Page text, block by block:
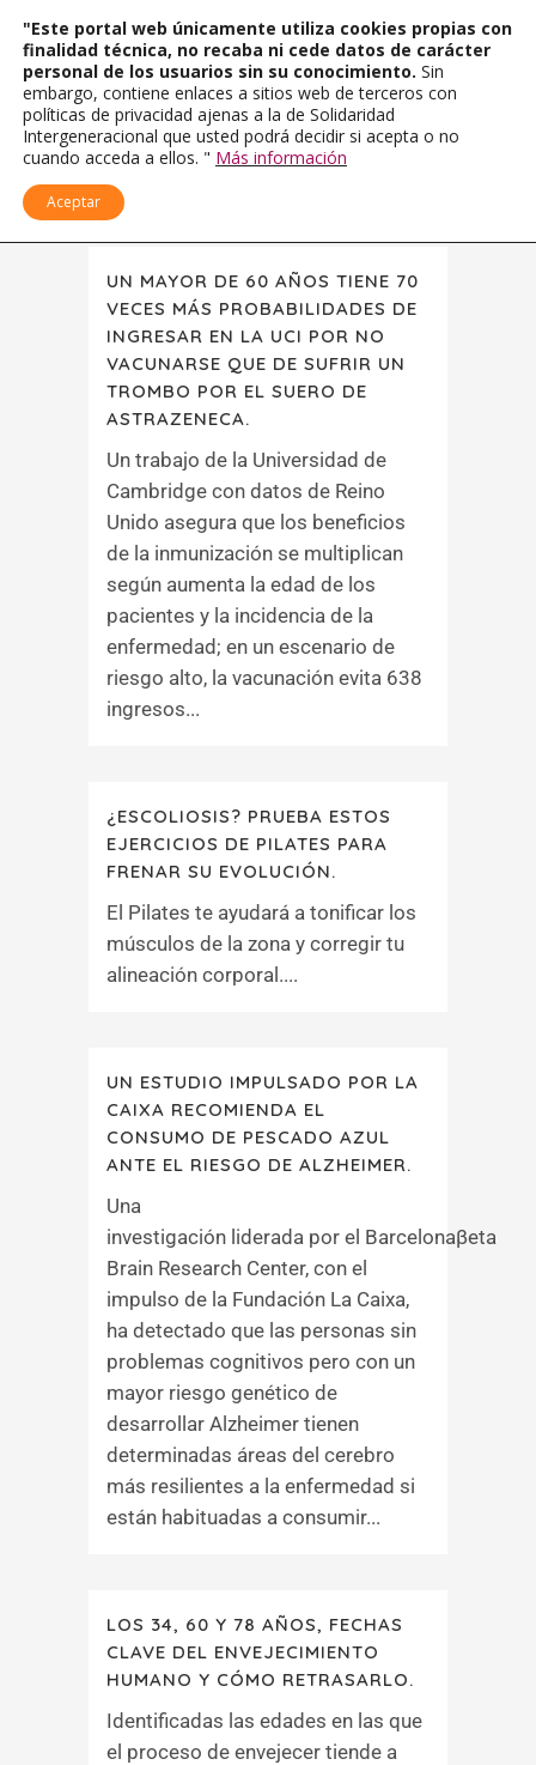
UN MAYOR DE 60 AÑOS TIENE 70
VECES MÁS PROBABILIDADES DE
INGRESAR EN LA UCI POR NO
VACUNARSE QUE DE SUFRIR UN
TROMBO POR EL SUERO DE
ASTRAZENECA.
Un trabajo de la Universidad de
Cambridge con datos de Reino
Unido asegura que los beneficios
de la inmunización se multiplican
según aumenta la edad de los
pacientes y la incidencia de la
enfermedad; en un escenario de
riesgo alto, la vacunación evita 638
ingresos...
¿ESCOLIOSIS? PRUEBA ESTOS
EJERCICIOS DE PILATES PARA
FRENAR SU EVOLUCIÓN.
El Pilates te ayudará a tonificar los
músculos de la zona y corregir tu
alineación corporal....
UN ESTUDIO IMPULSADO POR LA
CAIXA RECOMIENDA EL
CONSUMO DE PESCADO AZUL
ANTE EL RIESGO DE ALZHEIMER.
Una
investigación liderada por el Barcelonaβeta
Brain Research Center, con el
impulso de la Fundación La Caixa,
ha detectado que las personas sin
problemas cognitivos pero con un
mayor riesgo genético de
desarrollar Alzheimer tienen
determinadas áreas del cerebro
más resilientes a la enfermedad si
están habituadas a consumir...
LOS 34, 60 Y 78 AÑOS, FECHAS
CLAVE DEL ENVEJECIMIENTO
HUMANO Y CÓMO RETRASARLO.
Identificadas las edades en las que
el proceso de envejecer tiende a
"Este portal web únicamente utiliza cookies propias con
finalidad técnica, no recaba ni cede datos de carácter
personal de los usuarios sin su conocimiento. Sin
embargo, contiene enlaces a sitios web de terceros con
políticas de privacidad ajenas a la de Solidaridad
Intergeneracional que usted podrá decidir si acepta o no
cuando acceda a ellos. " Más información
Aceptar